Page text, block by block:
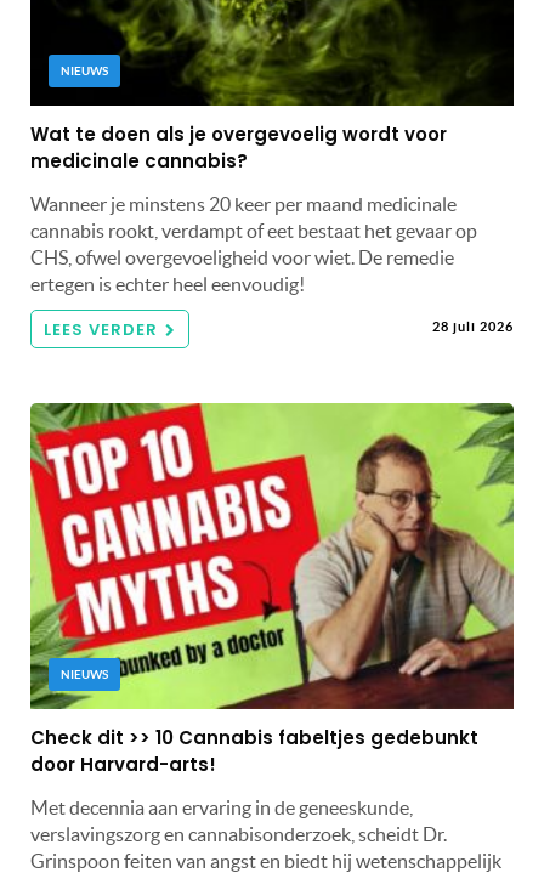
NIEUWS
Wat te doen als je overgevoelig wordt voor
medicinale cannabis?
Wanneer je minstens 20 keer per maand medicinale
cannabis rookt, verdampt of eet bestaat het gevaar op
CHS, ofwel overgevoeligheid voor wiet. De remedie
ertegen is echter heel eenvoudig!
LEES VERDER 28 juli 2026
NIEUWS
Check dit >> 10 Cannabis fabeltjes gedebunkt
door Harvard-arts!
Met decennia aan ervaring in de geneeskunde,
verslavingszorg en cannabisonderzoek, scheidt Dr.
Grinspoon feiten van angst en biedt hij wetenschappelijk